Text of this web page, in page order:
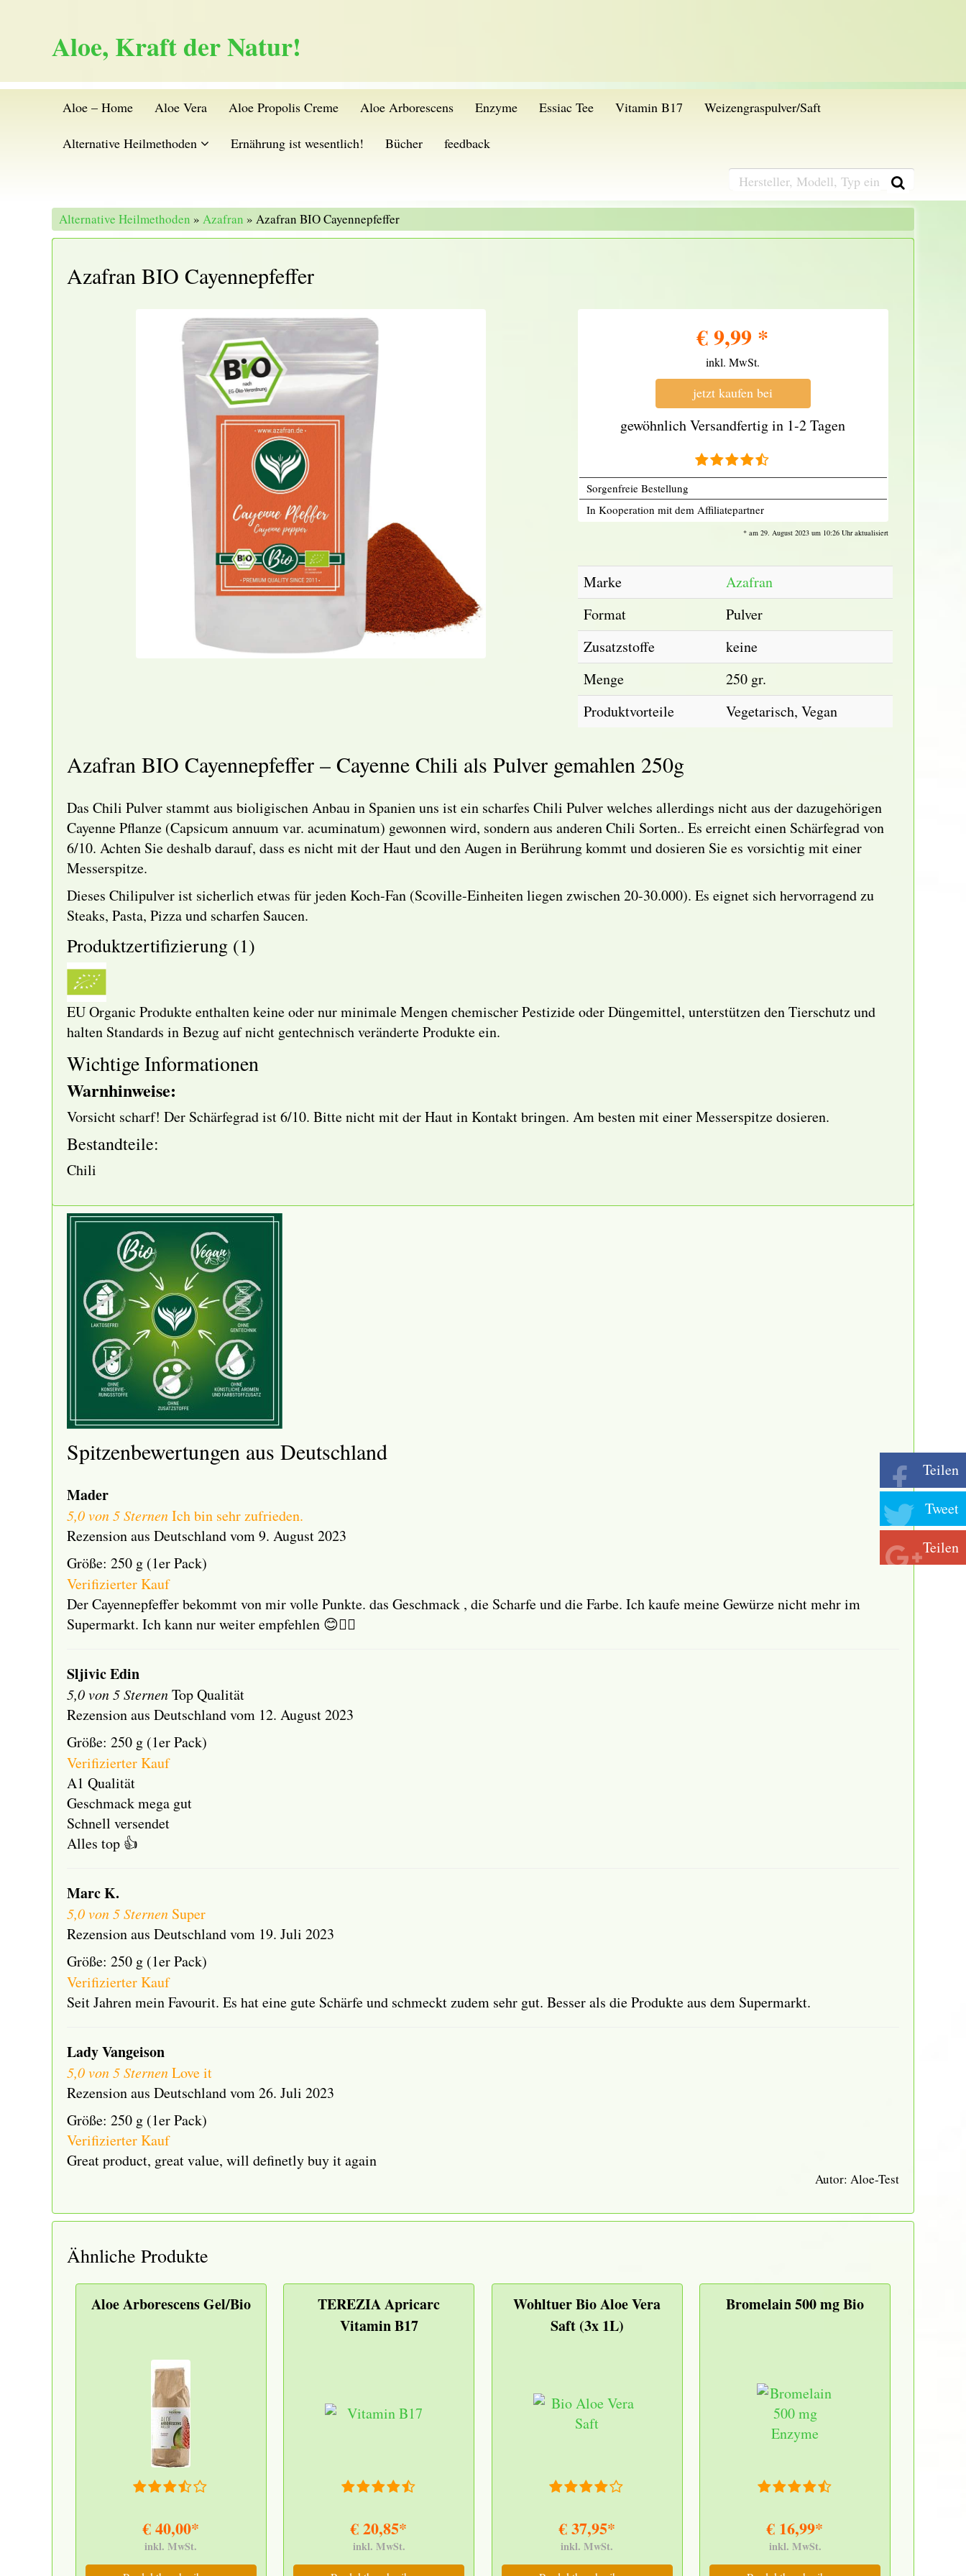
Aloe, Kraft der Natur!
Aloe – Home Aloe Vera Aloe Propolis Creme Aloe Arborescens Enzyme Essiac Tee Vitamin B17 Weizengraspulver/Saft
Alternative Heilmethoden Ernährung ist wesentlich! Bücher feedback
Alternative Heilmethoden » Azafran » Azafran BIO Cayennepfeffer
Teilen
Tweet
Teilen
Azafran BIO Cayennepfeffer
€9,99 *
inkl. MwSt.
jetzt kaufen bei
gewöhnlich Versandfertig in 1-2 Tagen
Sorgenfreie Bestellung
In Kooperation mit dem Affiliatepartner
* am 29. August 2023 um 10:26 Uhr aktualisiert
Marke
Azafran
Format
Pulver
Zusatzstoffe
keine
Menge
250 gr.
Produktvorteile
Vegetarisch, Vegan
Azafran BIO Cayennepfeffer – Cayenne Chili als Pulver gemahlen 250g
Das Chili Pulver stammt aus bioligischen Anbau in Spanien uns ist ein scharfes Chili Pulver welches allerdings nicht aus der dazugehörigen
Cayenne Pflanze (Capsicum annuum var. acuminatum) gewonnen wird, sondern aus anderen Chili Sorten.. Es erreicht einen Schärfegrad von
6/10. Achten Sie deshalb darauf, dass es nicht mit der Haut und den Augen in Berührung kommt unddosieren Sie es vorsichtigmit einer
Messerspitze.
Dieses Chilipulver ist sicherlich etwas fürjeden Koch-Fan (Scoville-Einheiten liegen zwischen 20-30.000). Es eignet sich hervorragend zu
Steaks, Pasta, Pizza und scharfen Saucen.
Produktzertifizierung (1)
EU Organic Produkte enthalten keine oder nur minimale Mengen chemischer Pestizide oder Düngemittel, unterstützen den Tierschutz und
halten Standards in Bezug auf nicht gentechnisch veränderte Produkte ein.
Wichtige Informationen
Warnhinweise:
Vorsicht scharf! Der Schärfegrad ist 6/10. Bitte nicht mit der Haut in Kontakt bringen. Am besten mit einer Messerspitze dosieren.
Bestandteile:
Chili
Spitzenbewertungen aus Deutschland
Mader
5,0 von 5 SternenIch bin sehr zufrieden.
Rezension aus Deutschland vom 9. August 2023
Größe: 250 g (1er Pack)
Verifizierter Kauf
Der Cayennepfeffer bekommt von mir volle Punkte. das Geschmack , die Scharfe und die Farbe. Ich kaufe meine Gewürze nicht mehr im
Supermarkt. Ich kann nur weiter empfehlen 😊👍🏾
Sljivic Edin
5,0 von 5 SternenTop Qualität
Rezension aus Deutschland vom 12. August 2023
Größe: 250 g (1er Pack)
Verifizierter Kauf
A1 Qualität
Geschmack mega gut
Schnell versendet
Alles top 👍
Marc K.
5,0 von 5 Sternen Super
Rezension aus Deutschland vom 19. Juli 2023
Größe: 250 g (1er Pack)
Verifizierter Kauf
Seit Jahren mein Favourit. Es hat eine gute Schärfe und schmeckt zudem sehr gut. Besser als die Produkte aus dem Supermarkt.
Lady Vangeison
5,0 von 5 SternenLove it
Rezension aus Deutschland vom 26. Juli 2023
Größe: 250 g (1er Pack)
Verifizierter Kauf
Great product, great value, will definetly buy it again
Autor: Aloe-Test
Ähnliche Produkte
Aloe Arborescens Gel/Bio
€ 40,00*
inkl. MwSt.
TEREZIA Apricarc
Vitamin B17
€ 20,85*
inkl. MwSt.
Wohltuer Bio Aloe Vera
Saft (3x 1L)
€ 37,95*
inkl. MwSt.
Bromelain 500 mg Bio
€ 16,99*
inkl. MwSt.